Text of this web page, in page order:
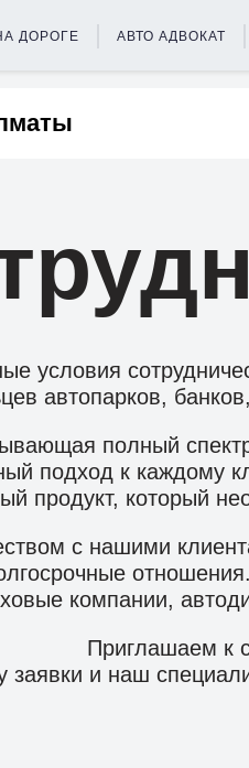
ДОРОГЕ АВТО АДВОКАТ
условия
автопарков,
полный
подход к каждому
продукт, который
с нашими
компании,
Приглашаем к
заявки и наш